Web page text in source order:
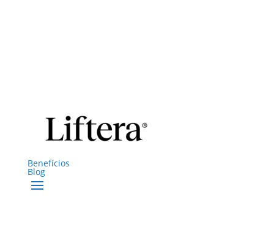
Benefícios
Blog